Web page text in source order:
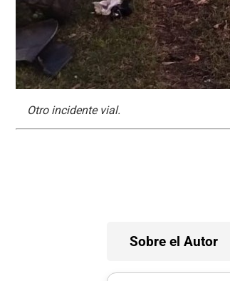
Otro incidente vial.
Sobre el Autor